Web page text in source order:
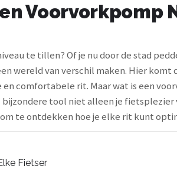
Voorvorkpomp
te tillen? Of je nu door de stad
wereld van verschil maken. Hier
comfortabele rit. Maar wat is een
tool niet alleen je
te ontdekken hoe je elke rit kunt
Fietser